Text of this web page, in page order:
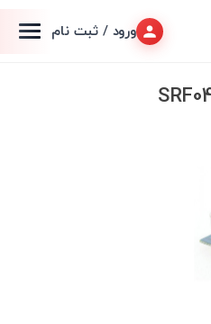
ورود / ثبت نام